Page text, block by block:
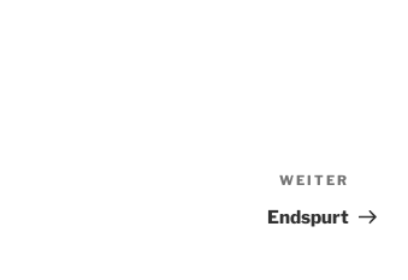
Beitrag
WEITER
Endspurt